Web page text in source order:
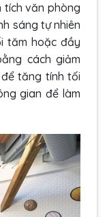
văn phòng
sáng tự nhiên
tăm hoặc đầy
cách giảm
tăng tính tối
gian để làm